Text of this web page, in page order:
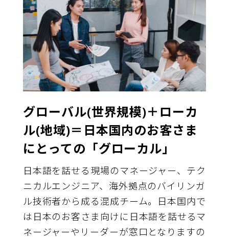
グローバル(世界規模)＋ローカ
ル(地域)＝日本国内のお客さま
にとっての「グローカル」
日本語を話せる現場のマネージャー、テク
ニカルエンジニア、海外拠点のバイリンガ
ル技術者から成る混成チーム。日本国内で
は日本のお客さま向けに日本語を話せるマ
ネージャーやリーダーが窓口となりますの